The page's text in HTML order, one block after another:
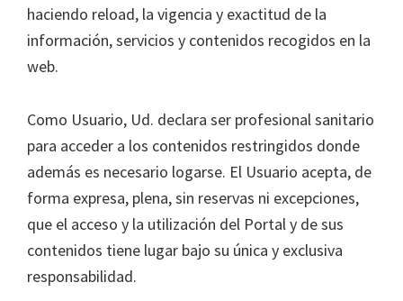
haciendo reload, la vigencia y exactitud de la
información, servicios y contenidos recogidos en la
web.
Como Usuario, Ud. declara ser profesional sanitario
para acceder a los contenidos restringidos donde
además es necesario logarse. El Usuario acepta, de
forma expresa, plena, sin reservas ni excepciones,
que el acceso y la utilización del Portal y de sus
contenidos tiene lugar bajo su única y exclusiva
responsabilidad.